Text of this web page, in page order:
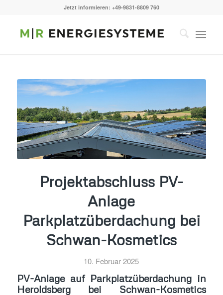
Jetzt informieren: +49-9831-8809 760
Projektabschluss PV-
Anlage
Parkplatzüberdachung bei
Schwan-Kosmetics
10. Februar 2025
PV-Anlage auf Parkplatzüberdachung in
Heroldsberg bei Schwan-Kosmetics